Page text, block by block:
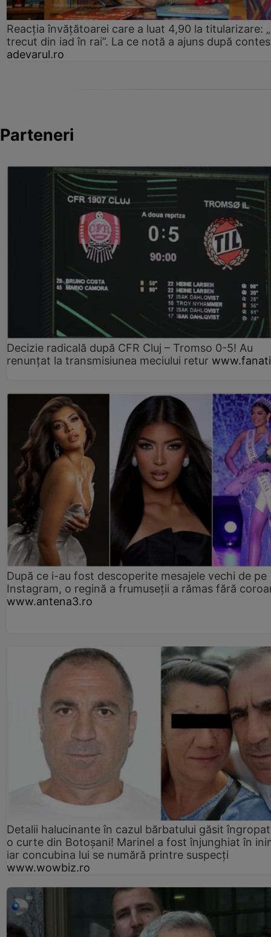
Reacția învățătoarei care a luat 4,90 la titularizare:
trecut din iad în rai”. La ce notă a ajuns după
adevarul.ro
Parteneri
Decizie radicală după CFR Cluj – Tromso 0-5! Au
renunțat la transmisiunea meciului retur
După ce i-au fost descoperite mesajele vechi de pe
Instagram, o regină a frumuseții a rămas fără
www.antena3.ro
Detalii halucinante în cazul bărbatului găsit
o curte din Botoșani! Marinel a fost înjunghiat în
iar concubina lui se numără printre suspecți
www.wowbiz.ro